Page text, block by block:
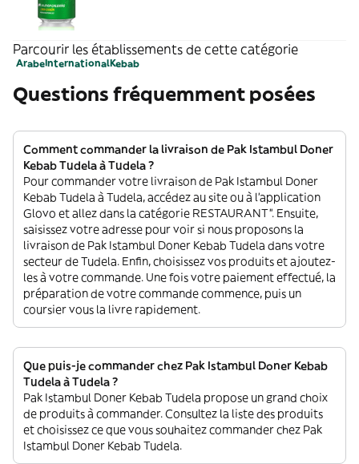
Parcourir les établissements de cette catégorie
ArabeInternationalKebab
Questions fréquemment posées
Comment commander la livraison de Pak Istambul Doner
Kebab Tudela à Tudela ?
Pour commander votre livraison de Pak Istambul Doner
Kebab Tudela à Tudela, accédez au site ou à l'application
Glovo et allez dans la catégorie RESTAURANT”. Ensuite,
saisissez votre adresse pour voir si nous proposons la
livraison de Pak Istambul Doner Kebab Tudela dans votre
secteur de Tudela. Enfin, choisissez vos produits et ajoutez-
les à votre commande. Une fois votre paiement effectué, la
préparation de votre commande commence, puis un
coursier vous la livre rapidement.
Que puis-je commander chez Pak Istambul Doner Kebab
Tudela à Tudela ?
Pak Istambul Doner Kebab Tudela propose un grand choix
de produits à commander. Consultez la liste des produits
et choisissez ce que vous souhaitez commander chez Pak
Istambul Doner Kebab Tudela.